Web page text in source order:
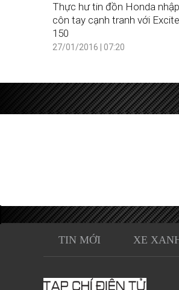
Thực hư tin đồn Honda
côn tay cạnh tranh với
150
27/01/2016 | 07:20
TIN MỚI XE